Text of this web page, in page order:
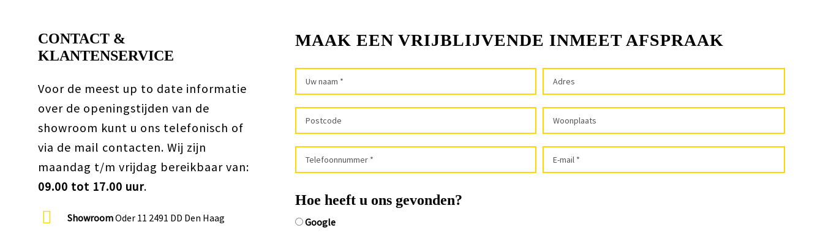
CONTACT &
KLANTENSERVICE
Voor de meest up to date informatie
over de openingstijden van de
showroom kunt u ons telefonisch of
via de mail contacten. Wij zijn
maandag t/m vrijdag bereikbaar van:
09.00 tot 17.00 uur.
ShowroomOder 11 2491 DD Den Haag
MAAK EEN VRIJBLIJVENDE INMEET AFSPRAAK
Hoe heeft u ons gevonden?
Google